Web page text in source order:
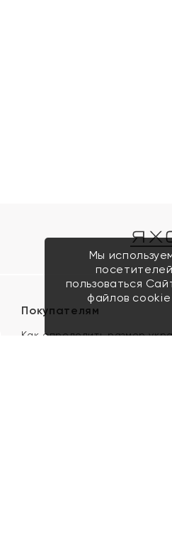
Покупателям
Как определить размер
Мы
пользоваться
файлов